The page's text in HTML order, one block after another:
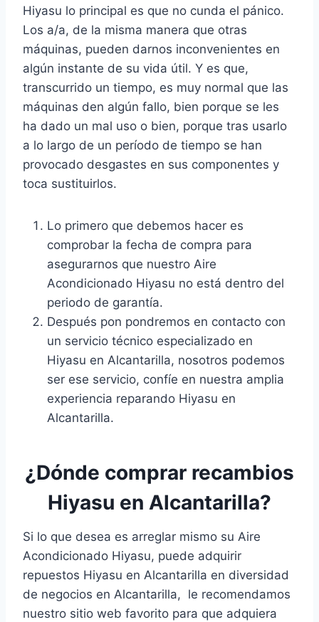
Hiyasu lo principal es que no cunda el pánico.
Los a/a, de la misma manera que otras
máquinas, pueden darnos inconvenientes en
algún instante de su vida útil. Y es que,
transcurrido un tiempo, es muy normal que las
máquinas den algún fallo, bien porque se les
ha dado un mal uso o bien, porque tras usarlo
a lo largo de un período de tiempo se han
provocado desgastes en sus componentes y
toca sustituirlos.
Lo primero que debemos hacer es
comprobar la fecha de compra para
asegurarnos que nuestro Aire
Acondicionado Hiyasu no está dentro del
periodo de garantía.
Después pon pondremos en contacto con
un servicio técnico especializado en
Hiyasu en Alcantarilla, nosotros podemos
ser ese servicio, confíe en nuestra amplia
experiencia reparando Hiyasu en
Alcantarilla.
¿Dónde comprar recambios
Hiyasu en Alcantarilla?
Si lo que desea es arreglar mismo su Aire
Acondicionado Hiyasu, puede adquirir
repuestos Hiyasu en Alcantarilla en diversidad
de negocios en Alcantarilla, le recomendamos
nuestro sitio web favorito para que adquiera